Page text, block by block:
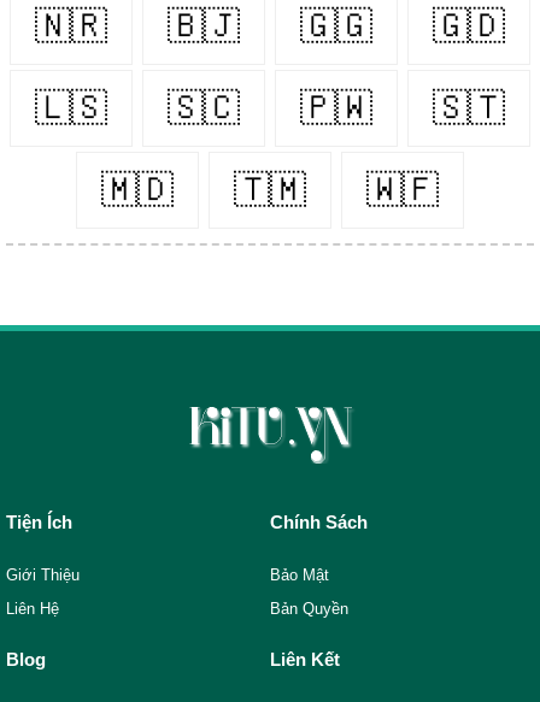
🇳🇷 🇧🇯 🇬🇬 🇬🇩
🇱🇸 🇸🇨 🇵🇼 🇸🇹
🇲🇩 🇹🇲 🇼🇫
Tiện Ích
Giới Thiệu
Liên Hệ
Chính Sách
Bảo Mật
Bản Quyền
Blog Liên Kết